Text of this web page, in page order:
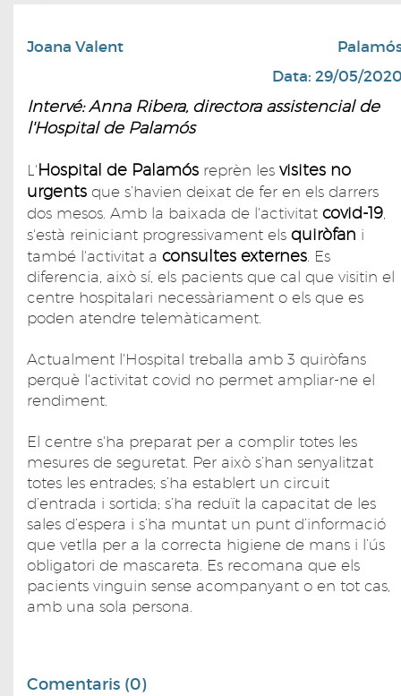
Joana Valent
Data: 29/05/
Intervé: Anna Ribera, directora assistencial de
l'Hospital de Palamós
L'Hospital de Palamós reprèn les visites no
urgents que s’havien deixat de fer en els darrers
dos mesos. Amb la baixada de l'activitat covid-19,
s'està reiniciant progressivament els quiròfan i
també l'activitat a consultes externes. Es
diferencia, això sí, els pacients que cal que visitin el
centre hospitalari necessàriament o els que es
poden atendre telemàticament.
Actualment l'Hospital treballa amb 3 quiròfans
perquè l'activitat covid no permet ampliar-ne el
rendiment.
El centre s'ha preparat per a complir totes les
mesures de seguretat. Per això s’han senyalitzat
totes les entrades; s’ha establert un circuit
d’entrada i sortida; s’ha reduït la capacitat de les
sales d’espera i s’ha muntat un punt d’informació
que vetlla per a la correcta higiene de mans i l’ús
obligatori de mascareta. Es recomana que els
pacients vinguin sense acompanyant o en tot cas,
amb una sola persona.
Comentaris (0)